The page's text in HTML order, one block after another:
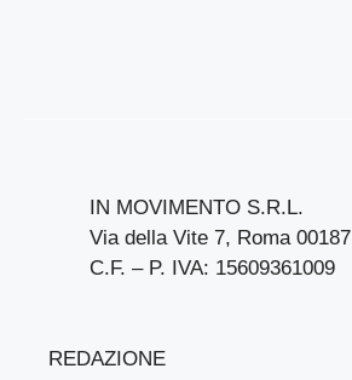
IN MOVIMENTO S.R.L.
Via della Vite 7, Roma
C.F. – P. IVA: 15609361009
REDAZIONE